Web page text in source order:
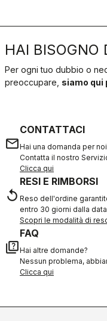
HAI BISOGNO
Per ogni tuo dubbio o
preoccupare, siamo qui
email
CONTATTACI
Hai una domanda per
Contatta il nostro
Clicca qui
replay
RESI E RIMBORSI
Reso dell'ordine
entro 30 giorni dalla
Scopri le modalità di
quiz
FAQ
Hai altre domande?
Nessun problema,
Clicca qui